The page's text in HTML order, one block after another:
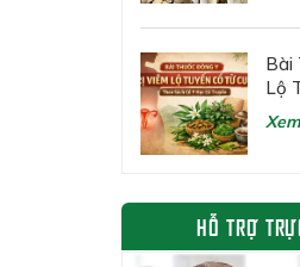
Bài
Lộ
HỖ TRỢ